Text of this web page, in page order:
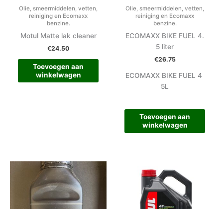
Olie, smeermiddelen, vetten,
reiniging en Ecomaxx
benzine.
Motul Matte lak cleaner
€24.50
Toevoegen aan
winkelwagen
Olie, smeermiddelen, vetten,
reiniging en Ecomaxx
benzine.
ECOMAXX BIKE FUEL 4.
5 liter
€26.75
ECOMAXX BIKE FUEL 4
5L
Toevoegen aan
winkelwagen